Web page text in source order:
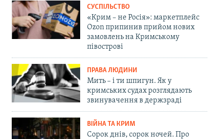
СУСПІЛЬСТВО
«Крим – не Росія»: маркетплейс
Ozon припинив прийом нових
замовлень на Кримському
півострові
ПРАВА ЛЮДИНИ
Мить – і ти шпигун. Як у
кримських судах розглядають
звинувачення в держзраді
ВІЙНА ТА КРИМ
Сорок днів, сорок ночей. Про